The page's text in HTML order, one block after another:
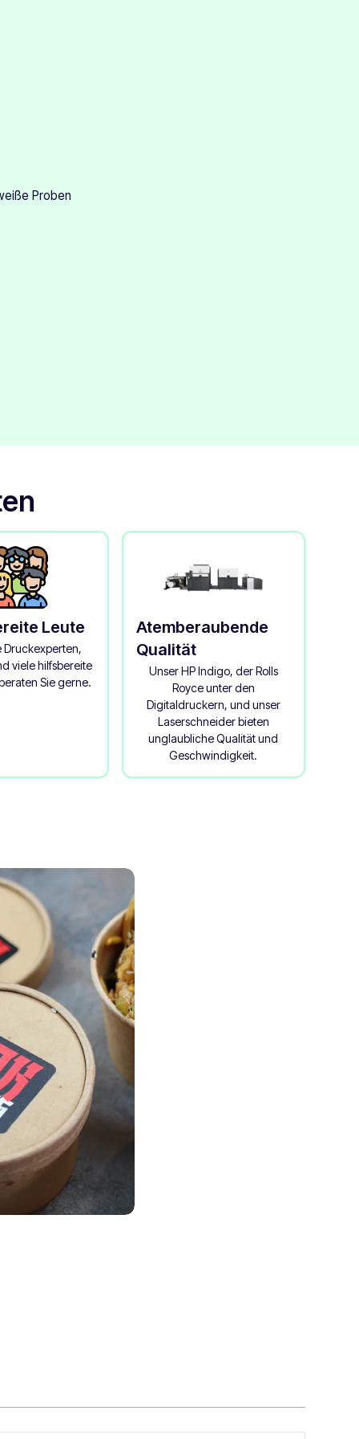
Leute
Druckexperten,
viele hilfsbereite
Sie gerne.
Atemberaubende
Qualität
Unser HP Indigo, der Rolls
Royce unter den
Digitaldruckern, und unser
Laserschneider bieten
unglaubliche Qualität und
Geschwindigkeit.